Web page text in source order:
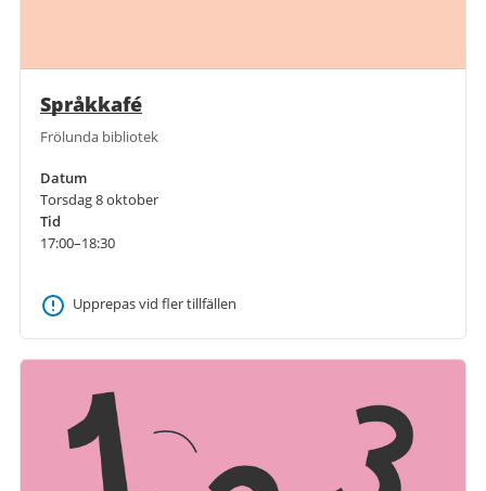
Språkkafé
Frölunda bibliotek
Datum
Torsdag 8 oktober
Tid
17:00–18:30
Upprepas vid fler tillfällen